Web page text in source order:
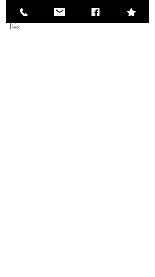
pas à de tels site Web et services tiers
liés.